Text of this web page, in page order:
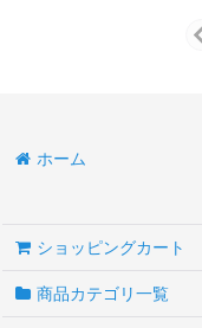
ホーム
ショッピングカート
商品カテゴリ一覧